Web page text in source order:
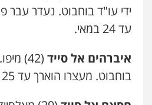
ידי עו"ד בוחבוט. נעדר עבר
עד 24 במאי.
איברהים אל סייד
(42)
בוחבוט. מעצרו הוארך עד 25 במאי.
0505471497
גיל דביר – משרד